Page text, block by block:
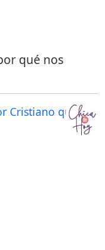
qué nos